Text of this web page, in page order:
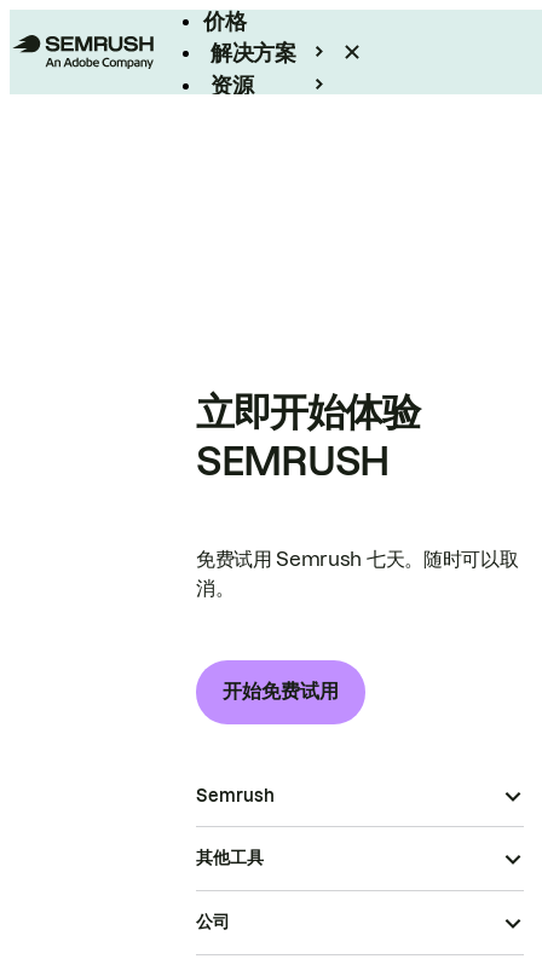
价格
解决方案
资源
立即开始体验
SEMRUSH
免费试用 Semrush 七天。随时可以取
消。
开始免费试用
Semrush
其他工具
公司